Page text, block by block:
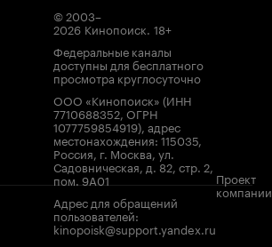
© 2003–
2026 Кинопоиск. 18+
Федеральные каналы
доступны для бесплатного
просмотра круглосуточно
ООО «Кинопоиск» (ИНН
7710688352, ОГРН
1077759854919), адрес
местонахождения: 115035,
Россия, г. Москва, ул.
Садовническая, д. 82, стр. 2,
пом. 9А01
Адрес для обращений
пользователей:
kinopoisk@support.yandex.ru
Проект
компании